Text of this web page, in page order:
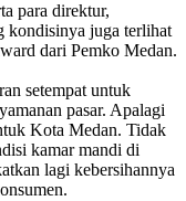
para direktur,
kondisinya juga terlihat
dari Pemko Medan.
setempat untuk
pasar. Apalagi
Kota Medan. Tidak
kamar mandi di
lagi kebersihannya